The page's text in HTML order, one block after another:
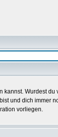
Wurdest
und dich
vorliegen.